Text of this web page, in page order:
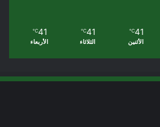
41
℃
الأثنين
41
℃
الثلاثاء
41
℃
الأربعاء